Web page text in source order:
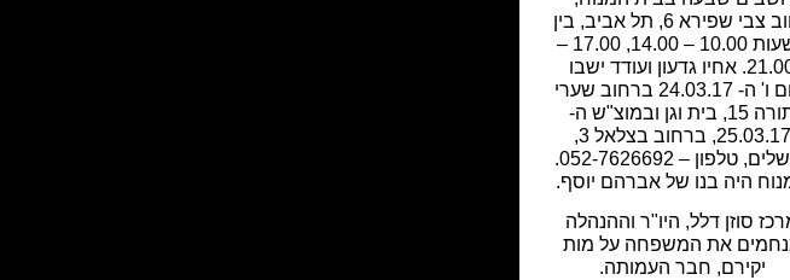
רחוב צבי שפירא 6, תל אביב, בין
השעות 10.00 – 14.00, 17.00 –
21.00. אחיו גדעון ועודד ישבו
ביום ו' ה- 24.03.17 ברחוב שערי
תורה 15, בית וגן ובמוצ"ש ה-
25.03.17, ברחוב בצלאל 3,
טלפון – 052-7626692.
היה בנו של אברהם יוסף.
סוזן דלל, היו"ר וההנהלה
את המשפחה על מות
יקירם, חבר העמותה.